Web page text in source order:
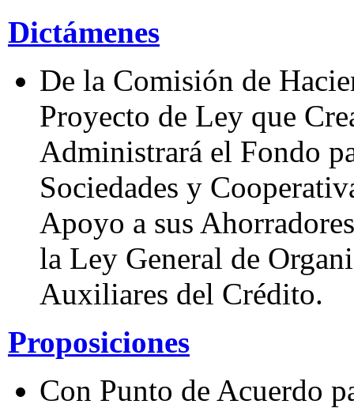
Dictámenes
De la Comisión de
Proyecto de Ley que
Administrará el Fondo
Sociedades y
Apoyo a sus
la Ley General de
Auxiliares del Crédito.
Proposiciones
Con Punto de Acuerdo